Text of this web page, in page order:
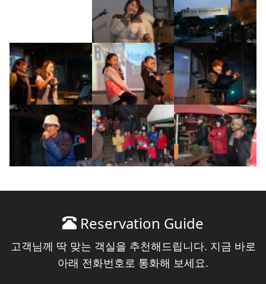
Reservation Guide
고객님께 딱 맞는 객실을 추천해드립니다. 지금 바로
아래 전화번호로 통화해 보세요.